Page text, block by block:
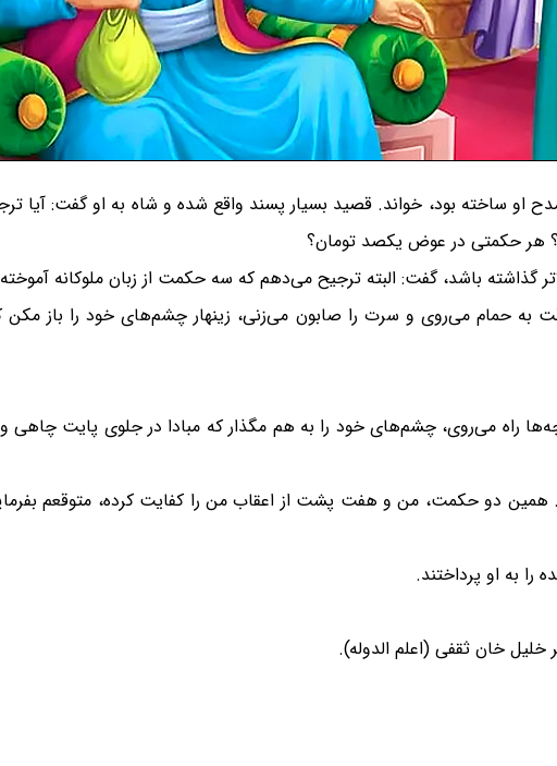
او ساخته بود، خواند. قصید بسیار پسند واقع شده و شاه به او گفت:
هر حکمتی در عوض یکصد تومان؟
گذاشته باشد، گفت: البته ترجیح می‌دهم که سه حکمت از زبان ملوکانه
حمام می‌روی و سرت را صابون می‌زنی، زینهار چشم‌های خود را باز مکن
می‌روی، چشم‌های خود را به هم مگذار که مبادا در جلوی پایت چاهی
دو حکمت، من و هفت پشت از اعقاب من را کفایت کرده، متوقعم
به او پرداختند.
خلیل خان ثقفی (اعلم الدوله).